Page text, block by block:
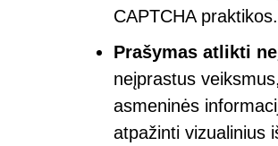
CAPTCHA praktikos.
Prašymas atlikti
neįprastus
asmeninės
atpažinti vizualinius